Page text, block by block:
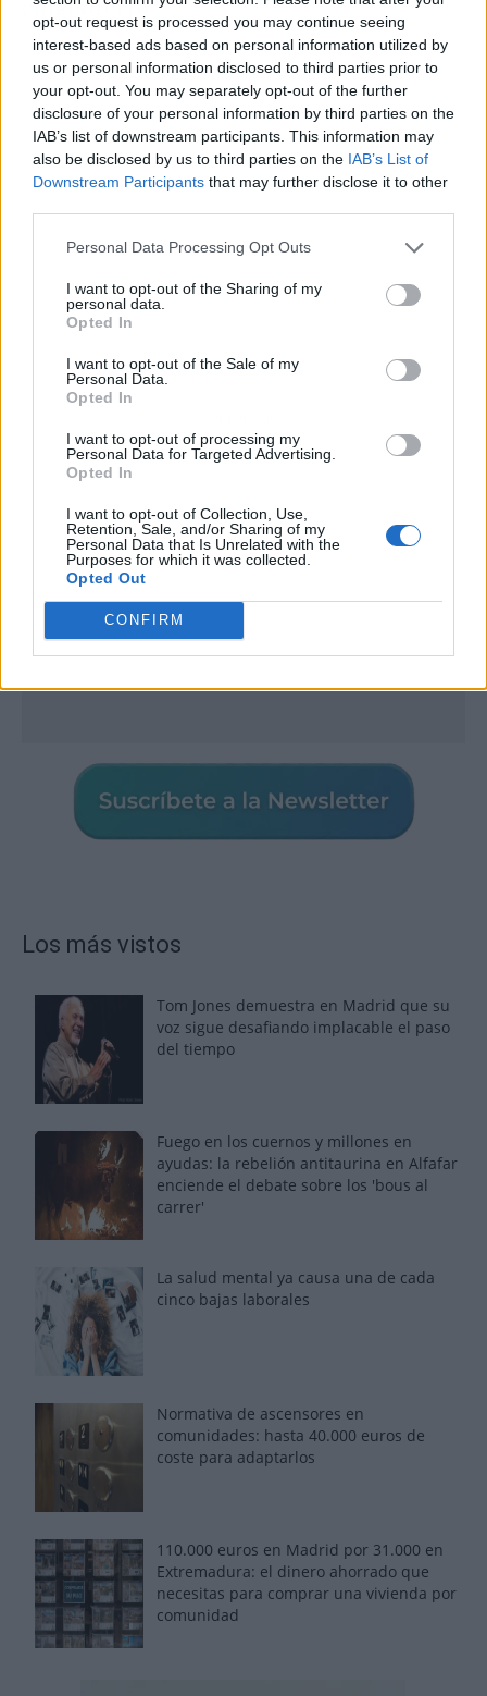
opt-out request is processed you may continue seeing
interest-based ads based on personal information utilized by
us or personal information disclosed to third parties prior to
your opt-out. You may separately opt-out of the further
disclosure of your personal information by third parties on the
IAB’s list of downstream participants. This information may
also be disclosed by us to third parties on the IAB’s List of
Downstream Participants that may further disclose it to other
Personal Data Processing Opt Outs
I want to opt-out of the Sharing of my
personal data.
Opted In
I want to opt-out of the Sale of my
Personal Data.
Opted In
I want to opt-out of processing my
Personal Data for Targeted Advertising.
Opted In
I want to opt-out of Collection, Use,
Retention, Sale, and/or Sharing of my
Personal Data that Is Unrelated with the
Purposes for which it was collected.
Opted Out
CONFIRM
CHIRINGUITO
Los más vistos
Tom Jones demuestra en Madrid que su
voz sigue desafiando implacable el paso
del tiempo
Fuego en los cuernos y millones en
ayudas: la rebelión antitaurina en Alfafar
enciende el debate sobre los 'bous al
carrer'
La salud mental ya causa una de cada
cinco bajas laborales
Normativa de ascensores en
comunidades: hasta 40.000 euros de
coste para adaptarlos
110.000 euros en Madrid por 31.000 en
Extremadura: el dinero ahorrado que
necesitas para comprar una vivienda por
comunidad